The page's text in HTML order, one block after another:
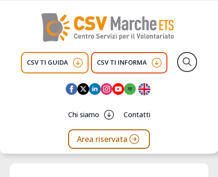
CSV TI GUIDA CSV TI INFORMA
Chi siamo Contatti
Area riservata